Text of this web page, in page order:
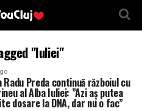
"Iuliei"
Radu Preda continuă războiul cu
al Alba Iuliei: ”Azi aș putea
dosare la DNA, dar nu o fac”